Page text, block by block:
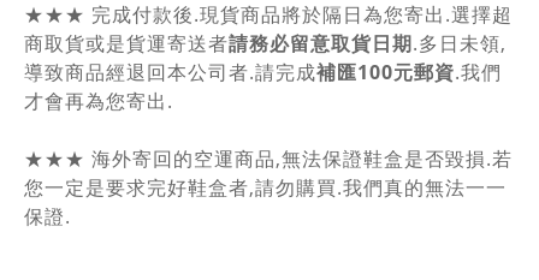
★★★ 完成付款後.現貨商品將於隔日為您寄出.選擇超
商取貨或是貨運寄送者請務必留意取貨日期.多日未領,
導致商品經退回本公司者.請完成補匯100元郵資.我們
才會再為您寄出.
★★★ 海外寄回的空運商品,無法保證鞋盒是否毀損.若
您一定是要求完好鞋盒者,請勿購買.我們真的無法一一
保證.